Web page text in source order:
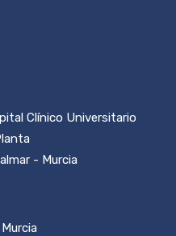
Clínico Universitario
- Murcia